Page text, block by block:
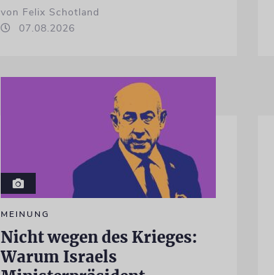
von Felix Schotland
07.08.2026
MEINUNG
Nicht wegen des Krieges:
Warum Israels